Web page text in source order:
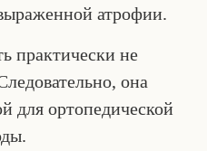
атрофии.
практически не
она
для ортопедической